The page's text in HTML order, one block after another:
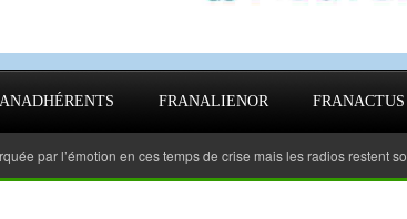
FRANALIENOR FRANACTUS
par l’émotion en ces temps de crise mais les radios restent soudées